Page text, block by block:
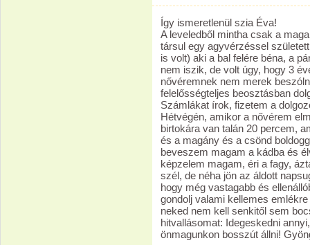
Így ismeretlenül szia Éva!
A leveledből mintha csak a
társul egy agyvérzéssel
is volt) aki a bal felére béna, a
nem iszik, de volt úgy, hogy 3
nővéremnek nem merek
felelősségteljes beosztásban
Számlákat írok, fizetem a
Hétvégén, amikor a nővérem
birtokára van talán 20 percem,
és a magány és a csönd
beveszem magam a kádba és
képzelem magam, éri a fagy,
szél, de néha jön az áldott
hogy még vastagabb és
gondolj valami kellemes
neked nem kell senkitől sem
hitvallásomat: Idegeskedni
önmagunkon bosszút állni!